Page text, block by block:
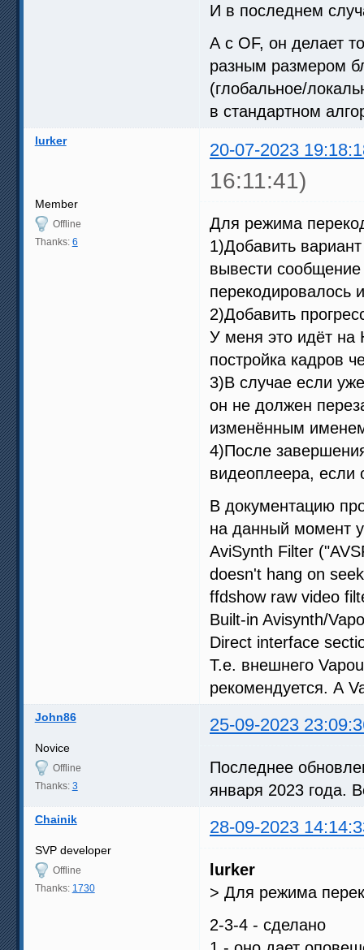
И в последнем
А с OF, он делает
разным размером
(глобальное/
в стандартном
lurker 20-07-2023
16:11:41)
Member
Offline
Thanks: 6
Для режима
1)Добавить
вывести сообщение
перекодировалось
2)Добавить
У меня это идёт на
постройка кадров
3)В случае если
он не должен
изменённым
4)После
видеоплеера, если
В документацию
на данный момент
AviSynth Filter
doesn't hang on
ffdshow raw video
Built-in Avisynth/
Direct interface
Т.е. внешнего
рекомендуется. А
John86 25-09-2023
Novice
Offline
Thanks: 3
Последнее
января 2023 года.
Chainik 28-09-2023
SVP developer
Offline
Thanks: 1730
lurker
> Для режима
2-3-4 - сделано